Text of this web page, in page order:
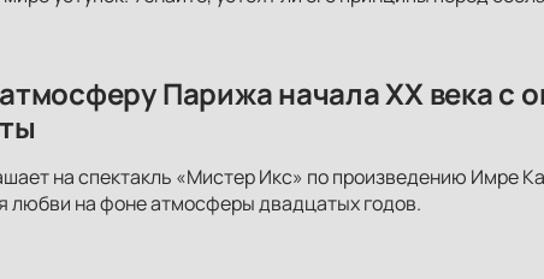
Парижа начала XX века с
на спектакль «Мистер Икс» по произведению Имре
любви на фоне атмосферы двадцатых годов.